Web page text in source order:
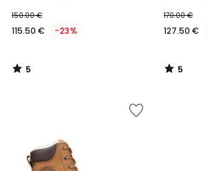
150.00 €
115.50 € -23%
5
/
170.00 €
127.50 €
5
/